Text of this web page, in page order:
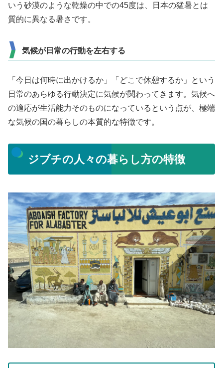
いう砂漠のような乾燥の中での45度は、日本の猛暑とは
質的に異なる暑さです。
気候が日常の行動を左右する
「今日は何時に出かけるか」「どこで休憩するか」という
日常のあらゆる行動決定に気候が関わってきます。気候へ
の適応が生活能力そのものになっているという点が、極端
な気候の国の暮らしの本質的な特徴です。
ジブチの人々の暮らし方の特徴